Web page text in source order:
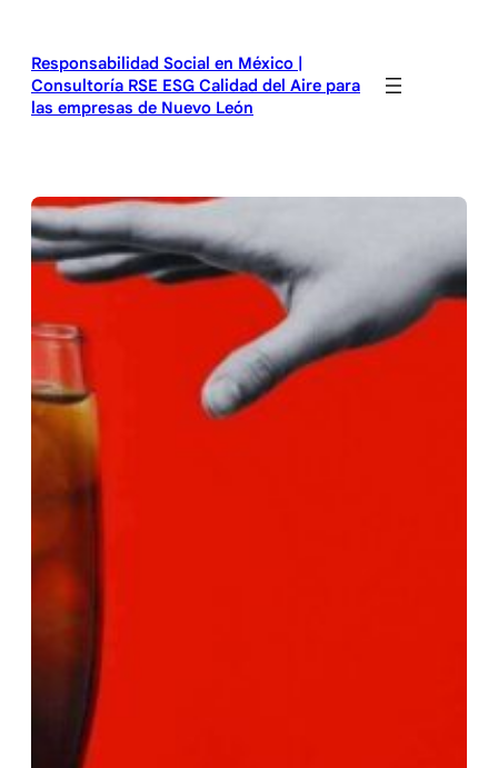
contenido
Responsabilidad Social en México |
Consultoría RSE ESG Calidad del Aire para
las empresas de Nuevo León